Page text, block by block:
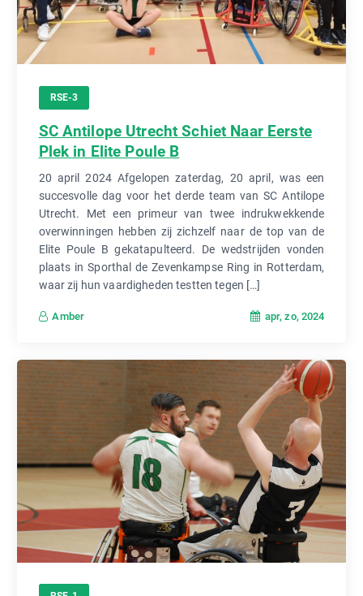
RSE-3
SC Antilope Utrecht Schiet Naar Eerste
Plek in Elite Poule B
20 april 2024 Afgelopen zaterdag, 20 april, was een
succesvolle dag voor het derde team van SC Antilope
Utrecht. Met een primeur van twee indrukwekkende
overwinningen hebben zij zichzelf naar de top van de
Elite Poule B gekatapulteerd. De wedstrijden vonden
plaats in Sporthal de Zevenkampse Ring in Rotterdam,
waar zij hun vaardigheden testten tegen […]
Amber apr, zo, 2024